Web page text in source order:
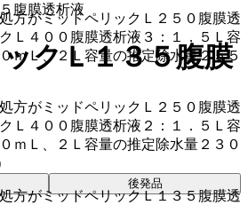
方がミッドペリックＬ２５０腹膜透
Ｌ４００腹膜透析液３：１．５Ｌ容
ｍＬ、２Ｌ容量の推定除水量２５５
方がミッドペリックＬ２５０腹膜透
Ｌ４００腹膜透析液２：１．５Ｌ容
ｍＬ、２Ｌ容量の推定除水量２３０
方がミッドペリックＬ１３５腹膜透
腹膜透析液
クＬ１３５腹膜
後発品